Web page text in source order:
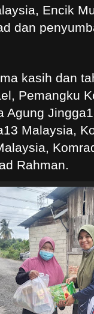
Encik
dan
kasih dan
Pemangku
Agung
Malaysia,
Rahman.